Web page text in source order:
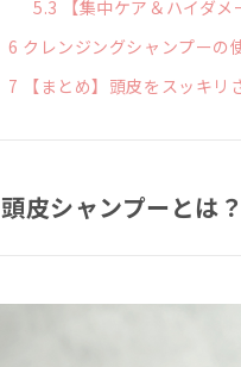
5.3 【集中ケア＆ハイダ
6 クレンジングシャンプーの
7 【まとめ】頭皮をスッキ
頭皮シャンプーとは？